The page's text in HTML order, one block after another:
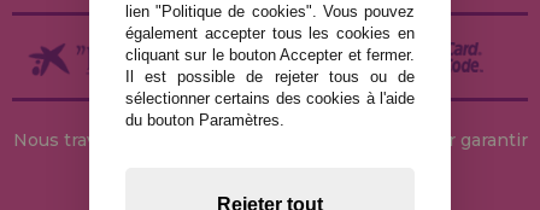
Nous travaillons avec des stocks permanents pour garantir
lien "Politique de cookies". Vous pouvez
également accepter tous les cookies en
cliquant sur le bouton Accepter et fermer.
Il est possible de rejeter tous ou de
sélectionner certains des cookies à l'aide
du bouton Paramètres.
Rejeter tout